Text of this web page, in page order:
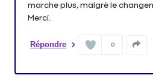
marche plus, malgrè le
Merci.
Répondre 0